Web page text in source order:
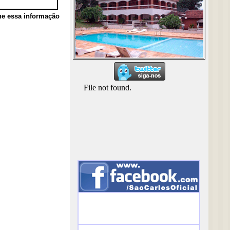
essa informação